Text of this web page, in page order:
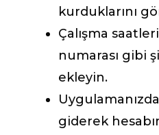
kurduklarını
Çalışma
numarası gibi
ekleyin.
giderek